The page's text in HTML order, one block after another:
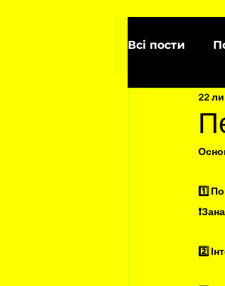
Всі пости
22
1️⃣
2️⃣